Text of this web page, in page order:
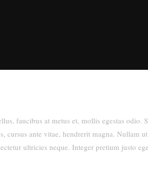
faucibus at metus et, mollis egestas odio.
cursus ante vitae, hendrerit magna. Nullam
ultricies neque. Integer pretium justo